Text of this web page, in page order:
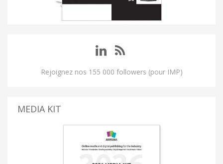
Rejoignez nos 155 000 followers (pour IMP)
MEDIA KIT